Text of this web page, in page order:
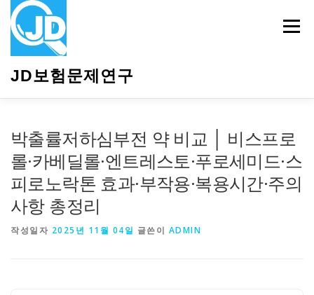
JD보험문제연구
메뉴
박출률저하심부전 약 비교 │ 비스프로
롤·카베딜롤·엔트레스토·푸로세미드·스
피로노락톤 효과·부작용·복용시간·주의
사항 총정리
작성일자 2025년 11월 04일 글쓴이 ADMIN